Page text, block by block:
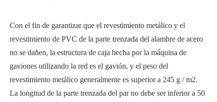
Con el fin de garantizar que el revestimiento metálico y el
revestimiento de PVC de la parte trenzada del alambre de acero
no se dañen, la estructura de caja hecha por la máquina de
gaviones utilizando la red es el gavión, y el peso del
revestimiento metálico generalmente es superior a 245 g / m2.
La longitud de la parte trenzada del par no debe ser inferior a 50